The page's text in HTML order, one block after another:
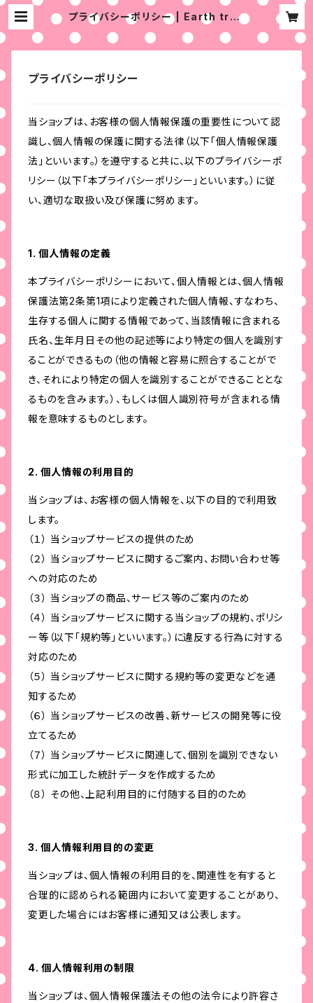
プライバシーポリシー | Earth trea
sures -地球の宝物たち-
プライバシーポリシー
当ショップは、お客様の個人情報保護の重要性について認
識し、個人情報の保護に関する法律（以下「個人情報保護
法」といいます。）を遵守すると共に、以下のプライバシーポ
リシー（以下「本プライバシーポリシー」といいます。）に従
い、適切な取扱い及び保護に努めます。
1. 個人情報の定義
本プライバシーポリシーにおいて、個人情報とは、個人情報
保護法第2条第1項により定義された個人情報、すなわち、
生存する個人に関する情報であって、当該情報に含まれる
氏名、生年月日その他の記述等により特定の個人を識別す
ることができるもの（他の情報と容易に照合することがで
き、それにより特定の個人を識別することができることとな
るものを含みます。）、もしくは個人識別符号が含まれる情
報を意味するものとします。
2. 個人情報の利用目的
当ショップは、お客様の個人情報を、以下の目的で利用致
します。
（１） 当ショップサービスの提供のため
（２） 当ショップサービスに関するご案内、お問い合わせ等
への対応のため
（３） 当ショップの商品、サービス等のご案内のため
（４） 当ショップサービスに関する当ショップの規約、ポリシ
ー等（以下「規約等」といいます。）に違反する行為に対する
対応のため
（５） 当ショップサービスに関する規約等の変更などを通
知するため
（６） 当ショップサービスの改善、新サービスの開発等に役
立てるため
（７） 当ショップサービスに関連して、個別を識別できない
形式に加工した統計データを作成するため
（８） その他、上記利用目的に付随する目的のため
3. 個人情報利用目的の変更
当ショップは、個人情報の利用目的を、関連性を有すると
合理的に認められる範囲内において変更することがあり、
変更した場合にはお客様に通知又は公表します。
4. 個人情報利用の制限
当ショップは、個人情報保護法その他の法令により許容さ